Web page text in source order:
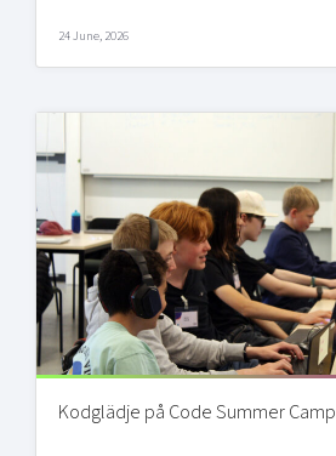
24 June, 2026
Kodglädje på Code Summer Camp